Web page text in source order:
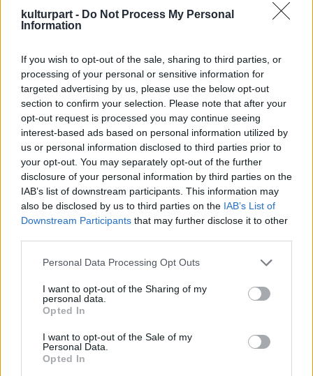
kulturpart - Do Not Process My Personal
Information
If you wish to opt-out of the sale, sharing to third parties, or
processing of your personal or sensitive information for
targeted advertising by us, please use the below opt-out
section to confirm your selection. Please note that after your
opt-out request is processed you may continue seeing
interest-based ads based on personal information utilized by
us or personal information disclosed to third parties prior to
your opt-out. You may separately opt-out of the further
disclosure of your personal information by third parties on the
IAB’s list of downstream participants. This information may
also be disclosed by us to third parties on the IAB’s List of
Downstream Participants that may further disclose it to other
Please note that this website/app uses one or more Google
not limited to your visit or usage behaviour. You may click to
grant or deny consent to Google and its third-party tags to
use your data for below specified purposes in below Google
consent section.
Personal Data Processing Opt Outs
I want to opt-out of the Sharing of my
personal data.
Opted In
I want to opt-out of the Sale of my
Personal Data.
Opted In
2014. 05. 08.|Kultúrpart
A díjjal járó 200 ezer forintbóla debreceni emlékszoba
múzeummá fejlesztését, aSzabó Magda-alapítvány
munkáját segítenék a
2007-ben elhunyt írónő
örökségének kezelői.
tovább
„Én azt szeretem hallgatni, ahogy a
közönség szipog”
2014. 04. 08.